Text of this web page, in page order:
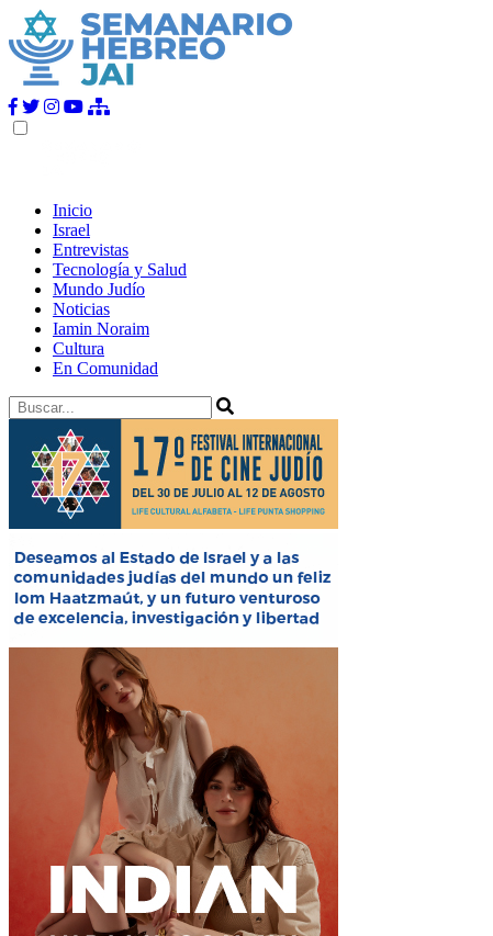
Inicio
Israel
Entrevistas
Tecnología y Salud
Mundo Judío
Noticias
Iamin Noraim
Cultura
En Comunidad